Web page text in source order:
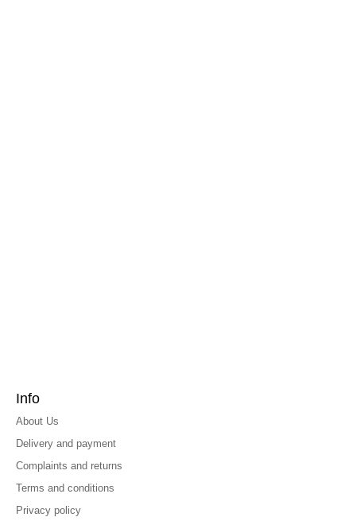
Info
About Us
Delivery and payment
Complaints and returns
Terms and conditions
Privacy policy